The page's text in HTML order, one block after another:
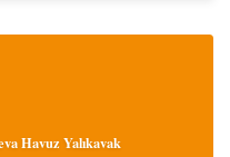
Havuz Yalıkavak